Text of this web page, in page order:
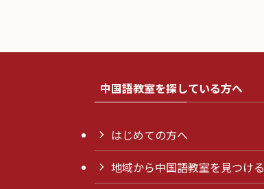
中国語教室を探している方へ
はじめての方へ
地域から中国語教室を見つける